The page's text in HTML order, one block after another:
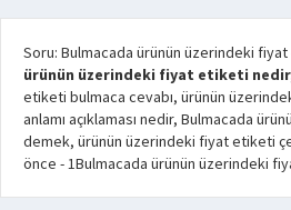
Soru: Bulmacada ürünün üzerindeki
ürünün üzerindeki fiyat etiketi
etiketi bulmaca cevabı, ürünün
anlamı açıklaması nedir, Bulmacada
demek, ürünün üzerindeki fiyat etiketi
önce -1Bulmacada ürünün üzerindeki